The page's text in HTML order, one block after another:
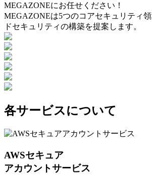
MEGAZONEにお任せください！
MEGAZONEは5つのコアセキュリティ
ドセキュリティの構築を提案します。
各サービスについて
AWSセキュア
アカウントサービス